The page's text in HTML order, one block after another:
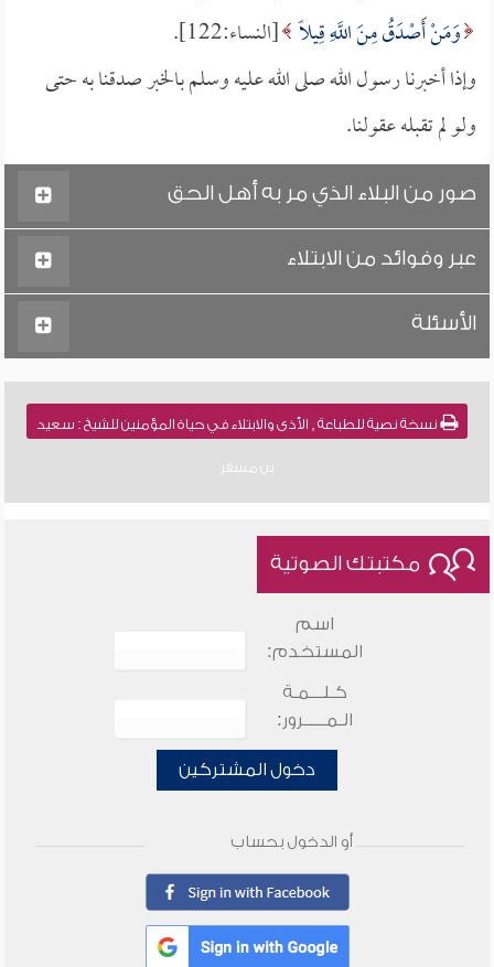
وَمَنْ أَصْدَقُ مِنَ اللَّهِ قِيلاً [النساء:122].
وإذا أخبرنا رسول الله صلى الله عليه وسلم بالخبر صدقنا به حتى
ولو لم تقبله عقولنا.
صور من البلاء الذي مر به أهل الحق
عبر وفوائد من الابتلاء
الأسئلة
نسخة نصية للطباعة , الأذى والابتلاء في حياة المؤمنين للشيخ : سعيد
بن مسفر
مكتبتك الصوتية
اسم
المستخدم:
كـلـــمـة
الـمـــــرور:
دخول المشتركين
أو الدخول بحساب